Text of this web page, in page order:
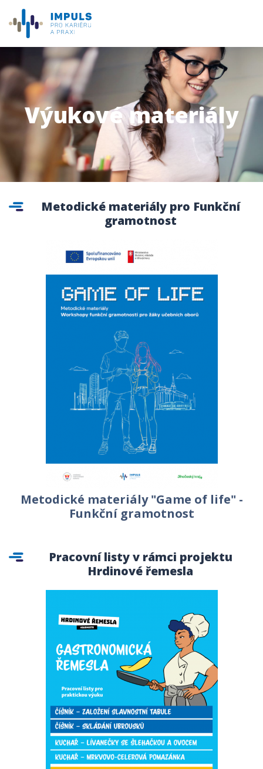
Výukové materiály
Metodické materiály pro Funkční
gramotnost
Metodické materiály "Game of life" -
Funkční gramotnost
Pracovní listy v rámci projektu
Hrdinové řemesla